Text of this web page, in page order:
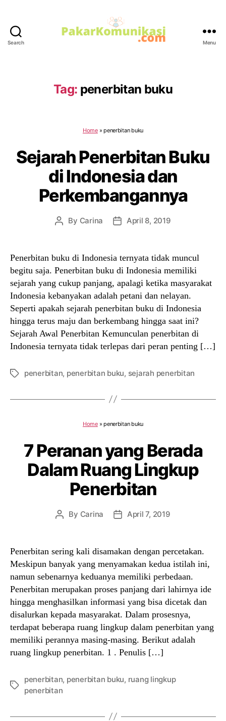
Search Menu
Tag: penerbitan buku
Home»penerbitan buku
Sejarah Penerbitan Buku
di Indonesia dan
Perkembangannya
Post
By Carina
PostApril 8, 2019
Penerbitan buku di Indonesia ternyata tidak muncul
begitu saja. Penerbitan buku di Indonesia memiliki
sejarah yang cukup panjang, apalagi ketika masyarakat
Indonesia kebanyakan adalah petani dan nelayan.
Seperti apakah sejarah penerbitan buku di Indonesia
hingga terus maju dan berkembang hingga saat ini?
Sejarah Awal Penerbitan Kemunculan penerbitan di
Indonesia ternyata tidak terlepas dari peran penting […]
Tagspenerbitan, penerbitan buku, sejarah penerbitan
Home»penerbitan buku
7 Peranan yang Berada
Dalam Ruang Lingkup
Penerbitan
Post
By Carina
PostApril 7, 2019
Penerbitan sering kali disamakan dengan percetakan.
Meskipun banyak yang menyamakan kedua istilah ini,
namun sebenarnya keduanya memiliki perbedaan.
Penerbitan merupakan proses panjang dari lahirnya ide
hingga menghasilkan informasi yang bisa dicetak dan
disalurkan kepada masyarakat. Dalam prosesnya,
terdapat beberapa ruang lingkup dalam penerbitan yang
memiliki perannya masing-masing. Berikut adalah
ruang lingkup penerbitan. 1 . Penulis […]
Tags
penerbitan, penerbitan buku, ruang lingkup
penerbitan